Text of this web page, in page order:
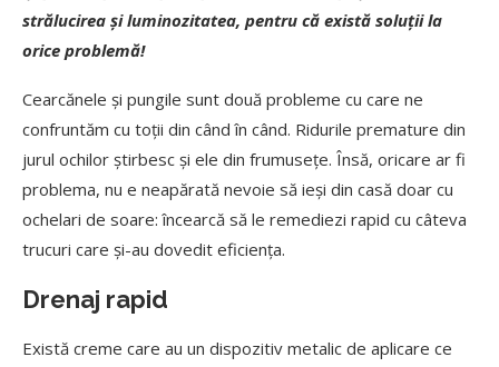
strălucirea şi luminozitatea, pentru că există soluţii la
orice problemă!
Cearcănele şi pungile sunt două probleme cu care ne
confruntăm cu toţii din când în când. Ridurile premature din
jurul ochilor ştirbesc şi ele din frumuseţe. Însă, oricare ar fi
problema, nu e neapărată nevoie să ieşi din casă doar cu
ochelari de soare: încearcă să le remediezi rapid cu câteva
trucuri care şi-au dovedit eficienţa.
Drenaj rapid
Există creme care au un dispozitiv metalic de aplicare ce